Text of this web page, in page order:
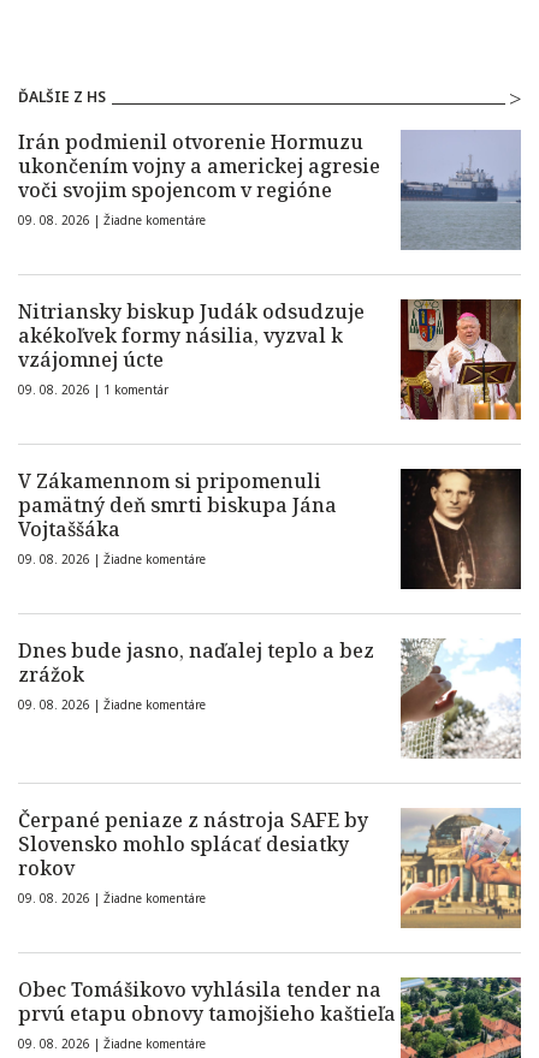
ĎALŠIE Z HS
Irán podmienil otvorenie Hormuzu
ukončením vojny a americkej agresie
voči svojim spojencom v regióne
09. 08. 2026 | Žiadne komentáre
Nitriansky biskup Judák odsudzuje
akékoľvek formy násilia, vyzval k
vzájomnej úcte
09. 08. 2026 | 1 komentár
V Zákamennom si pripomenuli
pamätný deň smrti biskupa Jána
Vojtaššáka
09. 08. 2026 | Žiadne komentáre
Dnes bude jasno, naďalej teplo a bez
zrážok
09. 08. 2026 | Žiadne komentáre
Čerpané peniaze z nástroja SAFE by
Slovensko mohlo splácať desiatky
rokov
09. 08. 2026 | Žiadne komentáre
Obec Tomášikovo vyhlásila tender na
prvú etapu obnovy tamojšieho kaštieľa
09. 08. 2026 | Žiadne komentáre